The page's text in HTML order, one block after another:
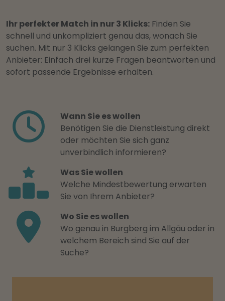
Ihr perfekter Match in nur 3 Klicks: Finden Sie
schnell und unkompliziert genau das, wonach Sie
suchen. Mit nur 3 Klicks gelangen Sie zum perfekten
Anbieter: Einfach drei kurze Fragen beantworten und
sofort passende Ergebnisse erhalten.
Wann Sie es wollen
Benötigen Sie die Dienstleistung direkt
oder möchten Sie sich ganz
unverbindlich informieren?
Was Sie wollen
Welche Mindestbewertung erwarten
Sie von Ihrem Anbieter?
Wo Sie es wollen
Wo genau in Burgberg im Allgäu oder in
welchem Bereich sind Sie auf der
Suche?